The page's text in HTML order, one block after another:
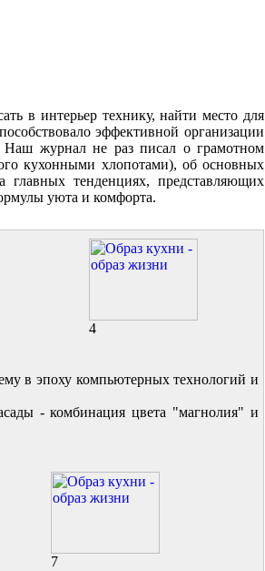
в интерьер технику, найти место для
эффективной организации
Наш журнал не раз писал о грамотном
кухонными хлопотами), об основных
тенденциях, представляющих
уюта и комфорта.
4
в эпоху компьютерных технологий и
- комбинация цвета "магнолия" и
7